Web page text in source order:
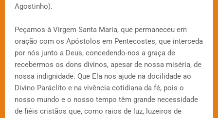
Agostinho).
Peçamos à Virgem Santa Maria, que permaneceu em
oração com os Apóstolos em Pentecostes, que interceda
por nós junto a Deus, concedendo-nos a graça de
recebermos os dons divinos, apesar de nossa miséria, de
nossa indignidade. Que Ela nos ajude na docilidade ao
Divino Paráclito e na vivência cotidiana da fé, pois o
nosso mundo e o nosso tempo têm grande necessidade
de fiéis cristãos que, como raios de luz, luzeiros de